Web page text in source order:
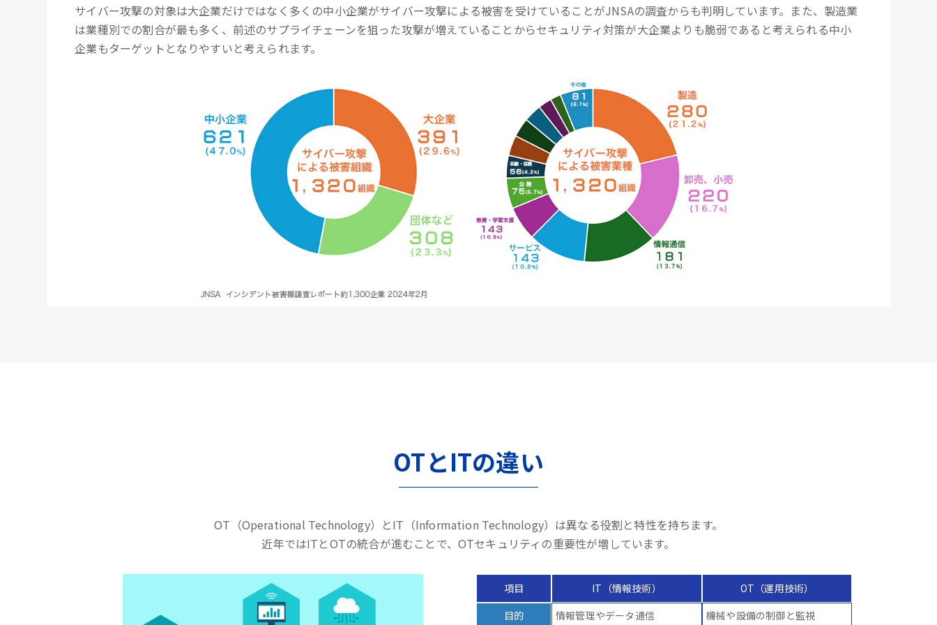
サイバー攻撃の対象は大企業だけではなく多くの中小企業がサイバー攻撃による被害を受けていることがJNSAの調査からも判明しています。また、製造業
は業種別での割合が最も多く、前述のサプライチェーンを狙った攻撃が増えていることからセキュリティ対策が大企業よりも脆弱であると考えられる中小
企業もターゲットとなりやすいと考えられます。
OTとITの違い
OT（Operational Technology）とIT（Information Technology）は異なる役割と特性を持ちます。
近年ではITとOTの統合が進むことで、OTセキュリティの重要性が増しています。
項目 IT（情報技術）
OT（運用技術）
目的
情報管理やデータ通信 機械や設備の制御と監視